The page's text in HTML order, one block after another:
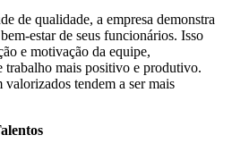
de qualidade, a empresa demonstra
estar de seus funcionários. Isso
e motivação da equipe,
trabalho mais positivo e produtivo.
valorizados tendem a ser mais